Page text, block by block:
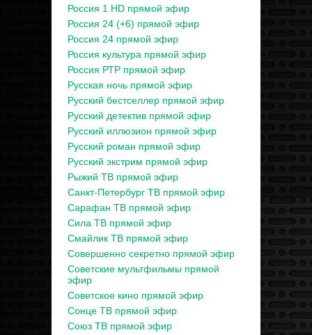
Россия 1 HD прямой эфир
Россия 24 (+6) прямой эфир
Россия 24 прямой эфир
Россия культура прямой эфир
Россия РТР прямой эфир
Русская ночь прямой эфир
Русский бестселлер прямой эфир
Русский детектив прямой эфир
Русский иллюзион прямой эфир
Русский роман прямой эфир
Русский экстрим прямой эфир
Рыжий ТВ прямой эфир
Санкт-Петербург ТВ прямой эфир
Сарафан ТВ прямой эфир
Сила ТВ прямой эфир
Смайлик ТВ прямой эфир
Совершенно секретно прямой эфир
Советские мультфильмы прямой
эфир
Советское кино прямой эфир
Сонце ТВ прямой эфир
Союз ТВ прямой эфир